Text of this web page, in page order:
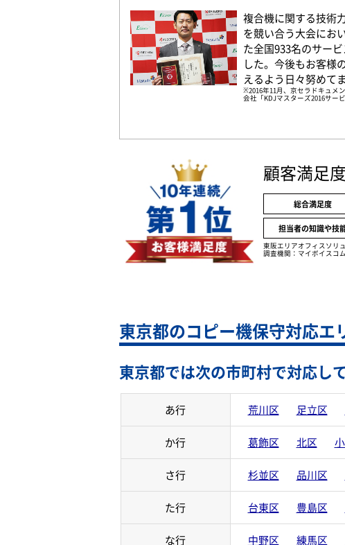
複合機に関する技術
を競い合う大会にお
た全国933名のサー
した。今後もお客様
えるよう日々努めて
※2016年11月、京セラドキュメ
会社「KDJマスターズ2016サー
顧客満足
総合満足度
担当者の知識や技
東阪エリアオフィスソリ
調査機関：マイボイスコム
東京都のコピー機保守対応エ
東京都では次の市町村で対応し
あ行 荒川区 足立区
か行 葛飾区 北区
さ行 杉並区 品川区
た行 台東区 豊島区
な行 中野区 練馬区